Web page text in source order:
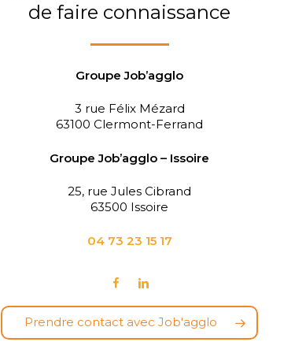
(ré)intégrer plus
de faire connaissance
Groupe Job’agglo
3 rue Félix Mézard
63100 Clermont-Ferrand
GroupeJob’agglo – Issoire
25, rue Jules Cibrand
63500 Issoire
04 73 23 15 17
Prendre contact avec Job'agglo